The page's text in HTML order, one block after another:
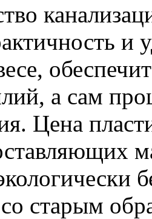
и
а сам
Цена
старым